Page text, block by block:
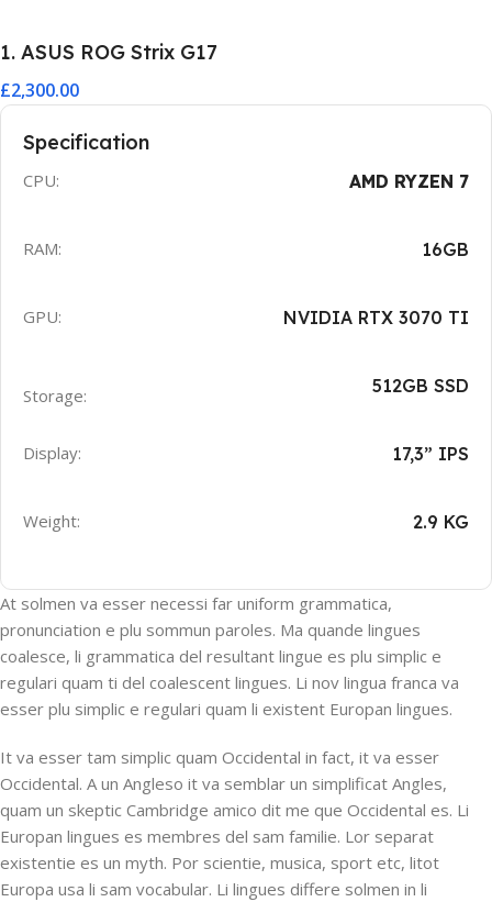
1. ASUS ROG Strix G17
£2,300.00
Specification
CPU: AMD RYZEN 7
RAM: 16GB
GPU: NVIDIA RTX 3070 TI
Storage: 512GB SSD
Display: 17,3” IPS
Weight: 2.9 KG
At solmen va esser necessi far uniform grammatica,
pronunciation e plu sommun paroles. Ma quande lingues
coalesce, li grammatica del resultant lingue es plu simplic e
regulari quam ti del coalescent lingues. Li nov lingua franca va
esser plu simplic e regulari quam li existent Europan lingues.
It va esser tam simplic quam Occidental in fact, it va esser
Occidental. A un Angleso it va semblar un simplificat Angles,
quam un skeptic Cambridge amico dit me que Occidental es. Li
Europan lingues es membres del sam familie. Lor separat
existentie es un myth. Por scientie, musica, sport etc, litot
Europa usa li sam vocabular. Li lingues differe solmen in li